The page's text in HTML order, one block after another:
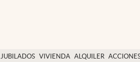
JUBILADOS VIVIENDA ALQUILER